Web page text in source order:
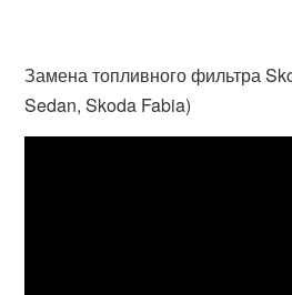
Замена топливного фильтра
Sedan, Skoda Fabia)